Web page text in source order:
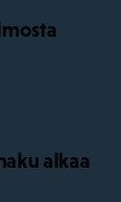
alkaa